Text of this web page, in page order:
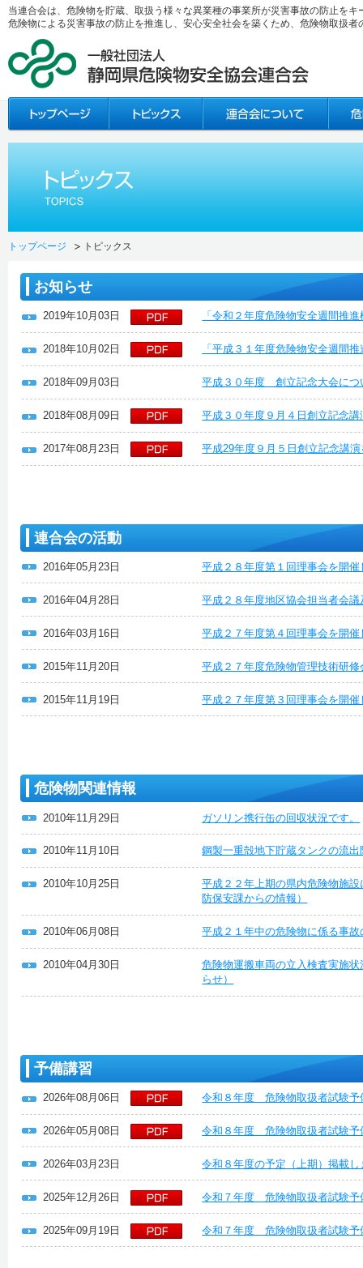
当連合会は、危険物を貯蔵、取扱う様々な異業種の事業所が災害事故の防止を
危険物による災害事故の防止を推進し、安心安全社会を築くため、危険物取扱
トップページ トピックス
お知らせ
2019年10月03日 「令和２年度危険物安全週間推
2018年10月02日 「平成３１年度危険物安全週間
2018年09月03日 平成３０年度 創立記念大会につ
2018年08月09日 平成３０年度９月４日創立記念
2017年08月23日 平成29年度９月５日創立記念講
連合会の活動
2016年05月23日 平成２８年度第１回理事会を開催
2016年04月28日 平成２８年度地区協会担当者会
2016年03月16日 平成２７年度第４回理事会を開催
2015年11月20日 平成２７年度危険物管理技術研
2015年11月19日 平成２７年度第３回理事会を開催
危険物関連情報
2010年11月29日 ガソリン携行缶の回収状況です。
2010年11月10日 鋼製一重殻地下貯蔵タンクの流
2010年10月25日
平成２２年上期の県内危険物施
防保安課からの情報）
2010年06月08日 平成２１年中の危険物に係る事
2010年04月30日
危険物運搬車両の立入検査実施
らせ）
予備講習
2026年08月06日 令和８年度 危険物取扱者試験
2026年05月08日 令和８年度 危険物取扱者試験
2026年03月23日 令和８年度の予定（上期）掲載し
2025年12月26日 令和７年度 危険物取扱者試験
2025年09月19日 令和７年度 危険物取扱者試験